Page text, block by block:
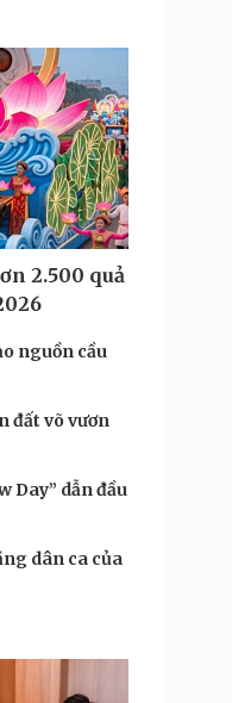
2.500 quả
nguồn cầu
đất võ vươn
Day” dẫn đầu
dân ca của